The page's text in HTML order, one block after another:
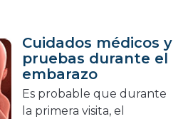
Cuidados médicos y
pruebas durante el
embarazo
Es probable que durante
la primera visita, el